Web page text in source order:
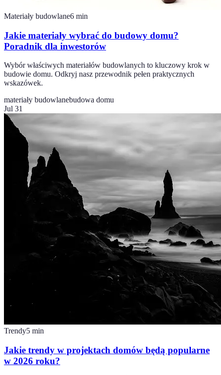
Materiały budowlane6 min
Jakie materiały wybrać do budowy domu?
Poradnik dla inwestorów
Wybór właściwych materiałów budowlanych to kluczowy krok w
budowie domu. Odkryj nasz przewodnik pełen praktycznych
wskazówek.
materiały budowlanebudowa domu
Jul 31
Trendy5 min
Jakie trendy w projektach domów będą popularne
w 2026 roku?